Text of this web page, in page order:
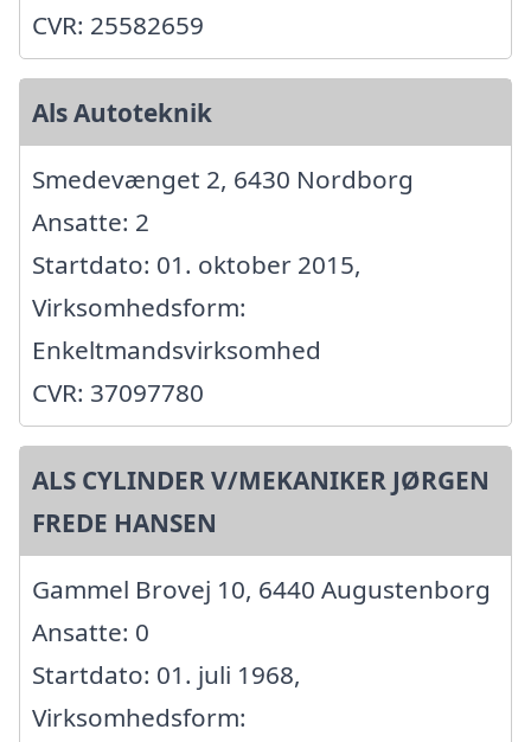
CVR: 25582659
Als Autoteknik
Smedevænget 2, 6430 Nordborg
Ansatte: 2
Startdato: 01. oktober 2015,
Virksomhedsform:
Enkeltmandsvirksomhed
CVR: 37097780
ALS CYLINDER V/MEKANIKER JØRGEN
FREDE HANSEN
Gammel Brovej 10, 6440 Augustenborg
Ansatte: 0
Startdato: 01. juli 1968,
Virksomhedsform: